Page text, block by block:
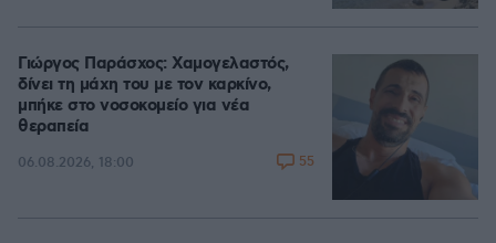
Γιώργος Παράσχος: Χαμογελαστός,
δίνει τη μάχη του με τον καρκίνο,
μπήκε στο νοσοκομείο για νέα
θεραπεία
06.08.2026, 18:00 55